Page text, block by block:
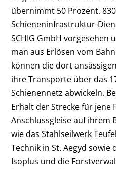
übernimmt 50 Prozent.
Schieneninfrastruktur-
SCHIG GmbH vorgesehen
man aus Erlösen vom
können die dort
ihre Transporte über das
Schienennetz abwickeln.
Erhalt der Strecke für jene
Anschlussgleise auf ihrem
wie das Stahlseilwerk
Technik in St. Aegyd
Isoplus und die